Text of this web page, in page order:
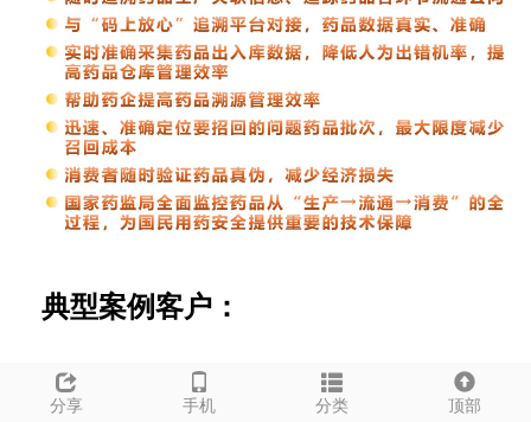
典型案例客户：
分享 手机 分类 顶部